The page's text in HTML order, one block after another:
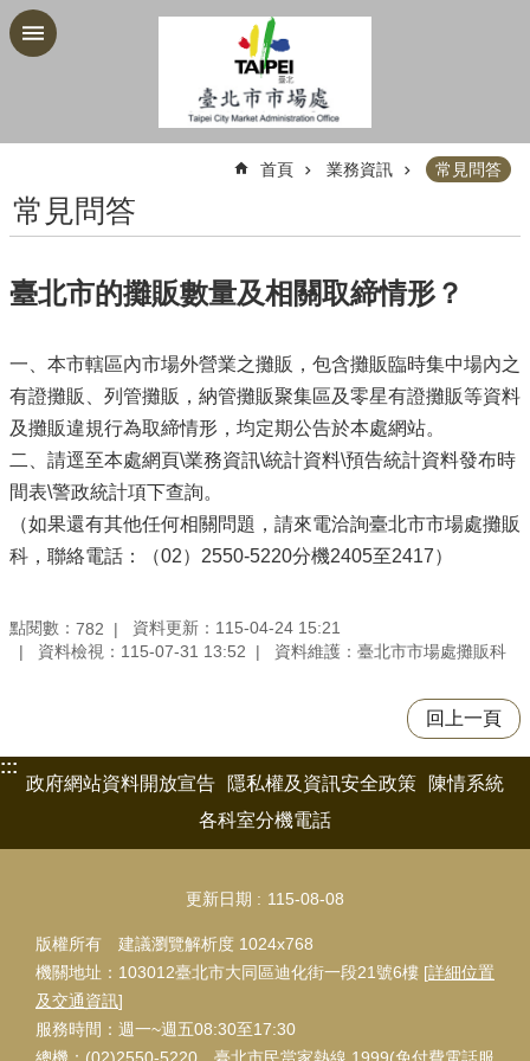
跳到主要內容區塊
首頁 業務資訊 常見問答
常見問答
臺北市的攤販數量及相關取締情形？
一、本市轄區內市場外營業之攤販，包含攤販臨時集中場內之
有證攤販、列管攤販，納管攤販聚集區及零星有證攤販等資料
及攤販違規行為取締情形，均定期公告於本處網站。
二、請逕至本處網頁\業務資訊\統計資料\預告統計資料發布時
間表\警政統計項下查詢。
（如果還有其他任何相關問題，請來電洽詢臺北市市場處攤販
科，聯絡電話：（02）2550-5220分機2405至2417）
點閱數： 782
資料更新：115-04-24 15:21
資料檢視：115-07-31 13:52
資料維護：臺北市市場處攤販科
回上一頁
:::
政府網站資料開放宣告
隱私權及資訊安全政策
陳情系統
各科室分機電話
更新日期 115-08-08
版權所有 建議瀏覽解析度 1024x768
機關地址：103012臺北市大同區迪化街一段21號6樓 [詳細位置
及交通資訊]
服務時間：週一~週五08:30至17:30